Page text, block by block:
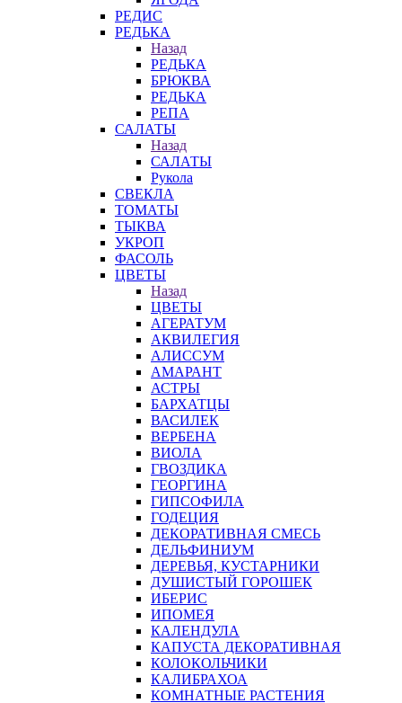
РЕДИС
РЕДЬКА
Назад
РЕДЬКА
БРЮКВА
РЕДЬКА
РЕПА
САЛАТЫ
Назад
САЛАТЫ
Рукола
СВЕКЛА
ТОМАТЫ
ТЫКВА
УКРОП
ФАСОЛЬ
ЦВЕТЫ
Назад
ЦВЕТЫ
АГЕРАТУМ
АКВИЛЕГИЯ
АЛИССУМ
АМАРАНТ
АСТРЫ
БАРХАТЦЫ
ВАСИЛЕК
ВЕРБЕНА
ВИОЛА
ГВОЗДИКА
ГЕОРГИНА
ГИПСОФИЛА
ГОДЕЦИЯ
ДЕКОРАТИВНАЯ СМЕСЬ
ДЕЛЬФИНИУМ
ДЕРЕВЬЯ, КУСТАРНИКИ
ДУШИСТЫЙ ГОРОШЕК
ИБЕРИС
ИПОМЕЯ
КАЛЕНДУЛА
КАПУСТА ДЕКОРАТИВНАЯ
КОЛОКОЛЬЧИКИ
КАЛИБРАХОА
КОМНАТНЫЕ РАСТЕНИЯ